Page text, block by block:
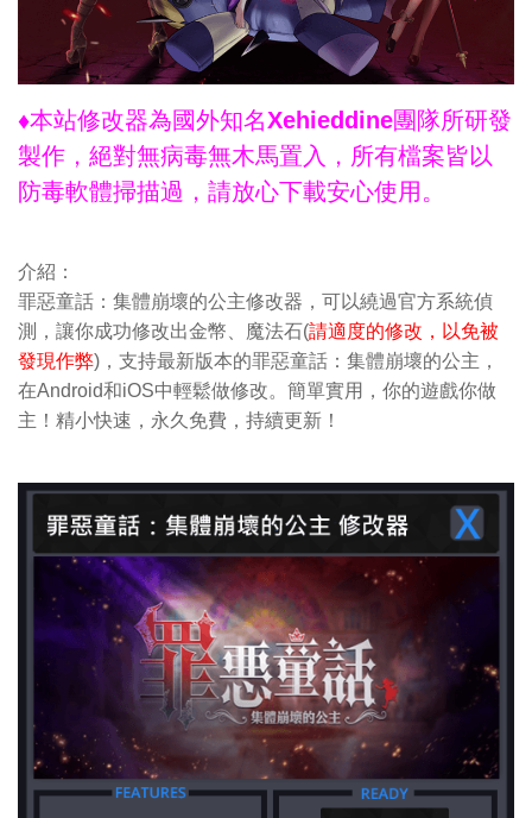
♦本站修改器為國外知名Xehieddine團隊所研發
製作，絕對無病毒無木馬置入，所有檔案皆以
防毒軟體掃描過，請放心下載安心使用。
介紹：
罪惡童話：集體崩壞的公主修改器，可以繞過官方系統偵
測，讓你成功修改出金幣、魔法石(請適度的修改，以免被
發現作弊)，支持最新版本的罪惡童話：集體崩壞的公主，
在Android和iOS中輕鬆做修改。簡單實用，你的遊戲你做
主！精小快速，永久免費，持續更新！